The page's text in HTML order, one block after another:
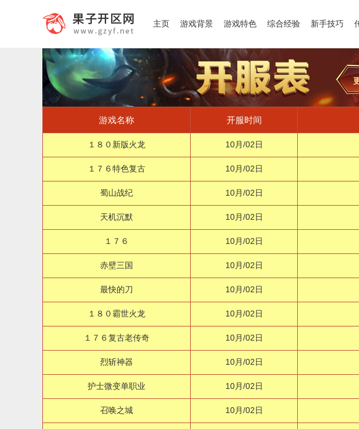
主页 游戏背景 游戏特色 综合经验 新手技巧
游戏名称 开服时间
１８０新版火龙 10月/02日
１７６特色复古 10月/02日
蜀山战纪 10月/02日
天机沉默 10月/02日
１７６ 10月/02日
赤壁三国 10月/02日
最快的刀 10月/02日
１８０霸世火龙 10月/02日
１７６复古老传奇 10月/02日
烈斩神器 10月/02日
护士微变单职业 10月/02日
召唤之城 10月/02日